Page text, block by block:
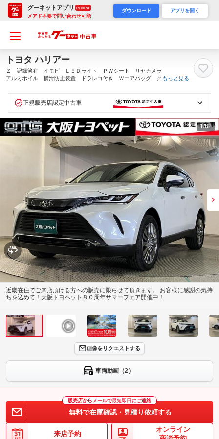
グーネットアプリ RENEW
メアド不要で問い合わせ可能
ダウンロード アプリを開く
トヨタ ハリアー
Ｚ 記録簿有 イモビ ＬＥＤライト ＰＷシート リヤカメラ
アルミホイル 横滑防止装置 ドラレコ付き Ｗエアバッグ クル
ーズＣ キーレス オートエアコン サイドエアバッグ メディア
もっと見る
正規販売店認定中古車
1 /82
近畿在住でご来店頂ける方への販売に限らせて頂きます。 お客様に感謝の気持
ちを込めて！大阪トヨペット８０周年サマーフェア開催中！
画像をリクエストする
車両動画（2）
販売店からメールで最短即日 にご連絡
無料で在庫確認・見積り依頼する
来店予約
オンライン